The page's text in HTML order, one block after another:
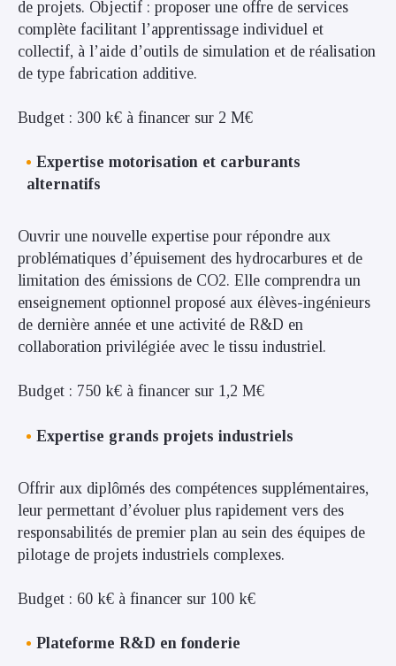
de projets. Objectif : proposer une offre de services
complète facilitant l’apprentissage individuel et
collectif, à l’aide d’outils de simulation et de réalisation
de type fabrication additive.
Budget : 300 k€ à financer sur 2 M€
Expertise motorisation et carburants
alternatifs
Ouvrir une nouvelle expertise pour répondre aux
problématiques d’épuisement des hydrocarbures et de
limitation des émissions de CO2. Elle comprendra un
enseignement optionnel proposé aux élèves-ingénieurs
de dernière année et une activité de R&D en
collaboration privilégiée avec le tissu industriel.
Budget : 750 k€ à financer sur 1,2 M€
Expertise grands projets industriels
Offrir aux diplômés des compétences supplémentaires,
leur permettant d’évoluer plus rapidement vers des
responsabilités de premier plan au sein des équipes de
pilotage de projets industriels complexes.
Budget : 60 k€ à financer sur 100 k€
Plateforme R&D en fonderie